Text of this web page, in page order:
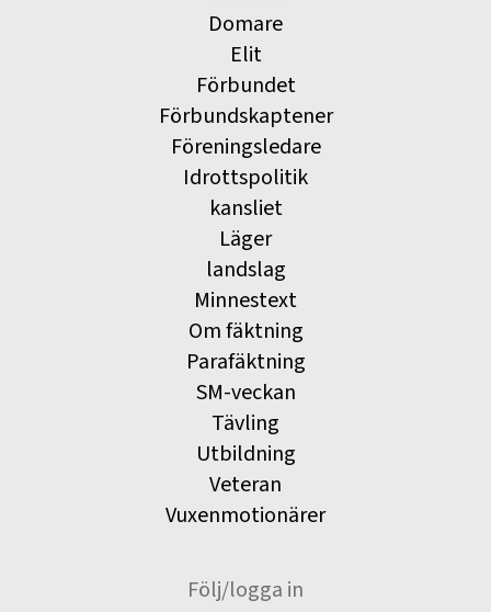
Domare
Elit
Förbundet
Förbundskaptener
Föreningsledare
Idrottspolitik
kansliet
Läger
landslag
Minnestext
Om fäktning
Parafäktning
SM-veckan
Tävling
Utbildning
Veteran
Vuxenmotionärer
Följ/logga in